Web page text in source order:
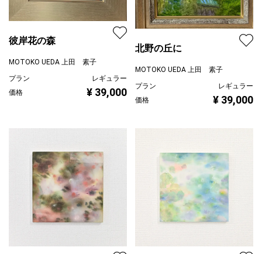
彼岸花の森
MOTOKO UEDA 上田 素子
プラン
レギュラー
価格
¥ 39,000
北野の丘に
MOTOKO UEDA 上田 素子
プラン
レギュラー
価格
¥ 39,000